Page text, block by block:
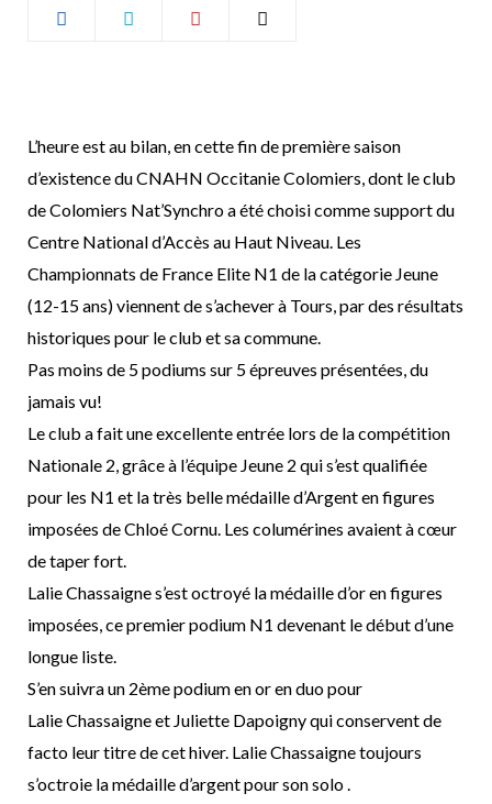
k a
L’heure est au bilan, en cette fin de première saison
d’existence du CNAHN OccitanieColomiers, dont le club
de Colomiers Nat’Synchro a été choisi comme support du
Centre Nationald’Accès au Haut Niveau. Les
Championnats de France Elite N1 de la catégorie Jeune
(12-15 ans) viennent de s’acheverà Tours, par des résultats
historiques pour le club et sa commune.
Pas moins de 5 podiums sur 5 épreuves présentées, du
jamais vu!
Le club a fait une excellente entrée lors de la compétition
Nationale 2, grâce à l’équipe Jeune 2 qui s’est qualifiée
pour les N1 et la très belle médaille d’Argent en figures
imposées deChloé Cornu. Les columérines avaient à cœur
de taper fort.
Lalie Chassaigne s’est octroyé la médaille d’or en figures
imposées,ce premier podium N1 devenant le début d’une
longue liste.
S’en suivraun 2èmepodium en or en duo pour
Lalie Chassaigne et Juliette Dapoignyqui conservent de
facto leurtitre de cet hiver. Lalie Chassaigne toujours
s’octroie la médaille d’argent pour son solo.